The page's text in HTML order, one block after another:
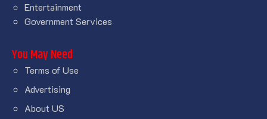
Entertainment
Government Services
You May Need
Terms of Use
Advertising
About US